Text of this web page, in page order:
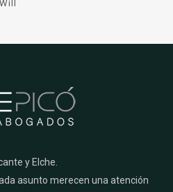
Will
y Elche.
asunto merecen una atención